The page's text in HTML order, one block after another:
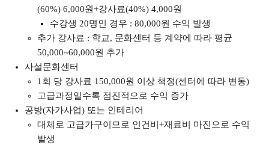
(60%) 6,000원+강사료(40%) 4,000원
수강생 20명인 경우 : 80,000원 수익 발생
추가 강사료 : 학교, 문화센터 등 계약에 따라 평균
50,000~60,000원 추가
사설문화센터
1회 당 강사료 150,000원 이상 책정(센터에 따라 변동)
고급과정일수록 점진적으로 수익 증가
공방(자가사업) 또는 인테리어
대체로 고급가구이므로 인건비+재료비 마진으로 수익
발생